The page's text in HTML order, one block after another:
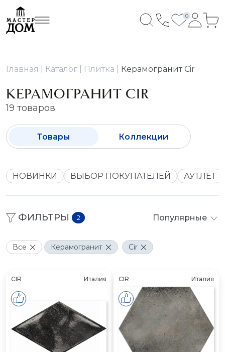
0
Главная Каталог Плитка Керамогранит Сir
КЕРАМОГРАНИТ СIR
19 товаров
Товары Коллекции
НОВИНКИ ВЫБОР ПОКУПАТЕЛЕЙ АУТЛЕТ
ФИЛЬТРЫ 2 Популярные
Все Керамогранит Cir
CIR Италия CIR Италия